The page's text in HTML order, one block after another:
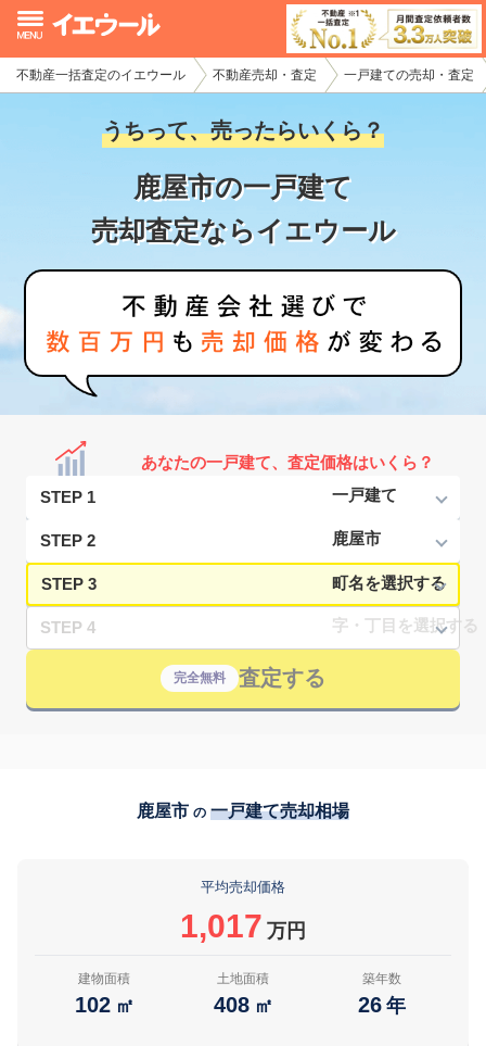
不動産一括査定のイエウール 不動産売却・査定 一戸建ての売却・査定
うちって、売ったらいくら？
鹿屋市の一戸建て
売却査定ならイエウール
あなたの一戸建て、査定価格はいくら？
STEP 1
STEP 2
STEP 3
STEP 4
完全無料 査定する
鹿屋市 の 一戸建て売却相場
平均売却価格
1,017 万円
建物面積
102 ㎡
土地面積
408 ㎡
築年数
26 年
イエウール加盟希望の不動産会社様
初めての方へ
不動産売却の流れ
不動産の売却・一括査定
家査定シミュレーター
お問い合わせ